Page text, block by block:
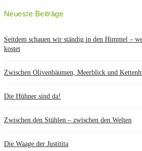
Neueste Beiträge
Seitdem schauen wir ständig in den Himmel –
kostet
Zwischen Olivenbäumen, Meerblick und
Die Hühner sind da!
Zwischen den Stühlen – zwischen den Welten
Die Waage der Justitita